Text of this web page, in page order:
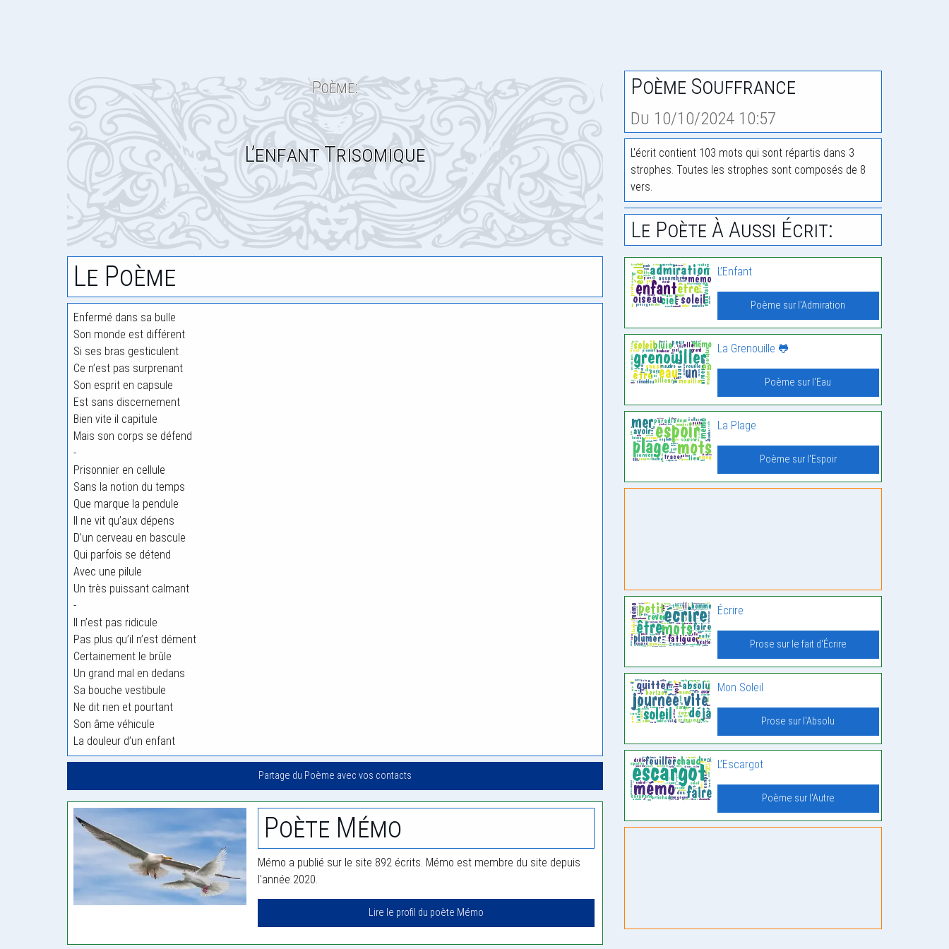
Poème:
L’enfant Trisomique
Le Poème
Enfermé dans sa bulle
Son monde est différent
Si ses bras gesticulent
Ce n’est pas surprenant
Son esprit en capsule
Est sans discernement
Bien vite il capitule
Mais son corps se défend
-
Prisonnier en cellule
Sans la notion du temps
Que marque la pendule
Il ne vit qu’aux dépens
D’un cerveau en bascule
Qui parfois se détend
Avec une pilule
Un très puissant calmant
-
Il n’est pas ridicule
Pas plus qu’il n’est dément
Certainement le brûle
Un grand mal en dedans
Sa bouche vestibule
Ne dit rien et pourtant
Son âme véhicule
La douleur d’un enfant
Partage du Poème avec vos contacts
Poète Mémo
Mémo a publié sur le site 892 écrits. Mémo est membre du site depuis
l'année 2020.
Lire le profil du poète Mémo
Poème Souffrance
Du 10/10/2024 10:57
L'écrit contient 103 mots qui sont répartis dans 3
strophes. Toutes les strophes sont composés de 8
vers.
Le Poète À Aussi Écrit:
L’Enfant
Poème sur l'Admiration
La Grenouille 🐸
Poème sur l'Eau
La Plage
Poème sur l'Espoir
Écrire
Prose sur le fait d'Écrire
Mon Soleil
Prose sur l'Absolu
L’Escargot
Poème sur l'Autre